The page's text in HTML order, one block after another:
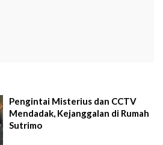
Pengintai Misterius dan CCTV
Mendadak, Kejanggalan di Rumah
Sutrimo